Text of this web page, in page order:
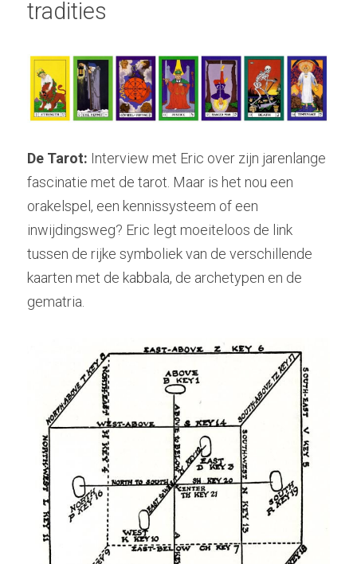
Kabbala
Kashmir Shaivisme
Westerse cultuur
Muziek
Theosofie
Tarot
radiolilapodcast@gmail.com
Donatie
tradities
De Tarot: Interview met Eric over zijn jarenlange
fascinatie met de tarot. Maar is het nou een
orakelspel, een kennissysteem of een
inwijdingsweg? Eric legt moeiteloos de link
tussen de rijke symboliek van de verschillende
kaarten met de kabbala, de archetypen en de
gematria.